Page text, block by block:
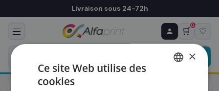
Livraison sous 24-72h
🛒
0
♡
Toners
Canon
♻ COMMANDE RÉCURRENTE
Prévoyez & économisez
Programmez votre prochain achat — notre équipe
vous prépare un devis personnalisé
×
Ce site Web utilise des
cookies